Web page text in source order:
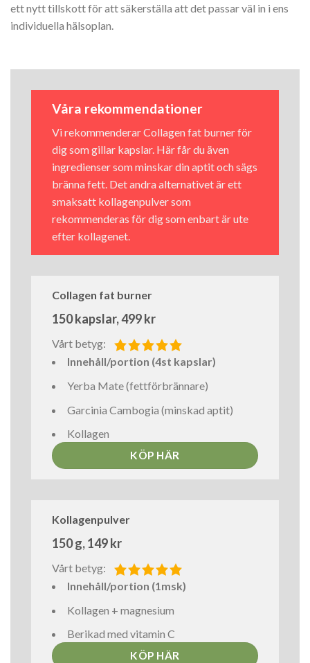
ett nytt tillskott för att säkerställa att det passar väl in i ens
individuella hälsoplan.
Våra rekommendationer
Vi rekommenderar Collagen fat burner för
dig som gillar kapslar. Här får du även
ingredienser som minskar din aptit och sägs
bränna fett. Det andra alternativet är ett
smaksatt kollagenpulver som
rekommenderas för dig som enbart är ute
efter kollagenet.
Collagen fat burner
150 kapslar, 499 kr
Vårt betyg:
Innehåll/portion (4st kapslar)
Yerba Mate (fettförbrännare)
Garcinia Cambogia (minskad aptit)
Kollagen
KÖP HÄR
Kollagenpulver
150 g, 149 kr
Vårt betyg:
Innehåll/portion (1msk)
Kollagen + magnesium
Berikad med vitamin C
KÖP HÄR